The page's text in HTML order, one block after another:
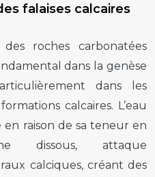
falaises calcaires
roches carbonatées
dans la genèse
dans les
calcaires. L’eau
raison de sa teneur en
dissous, attaque
calciques, créant des